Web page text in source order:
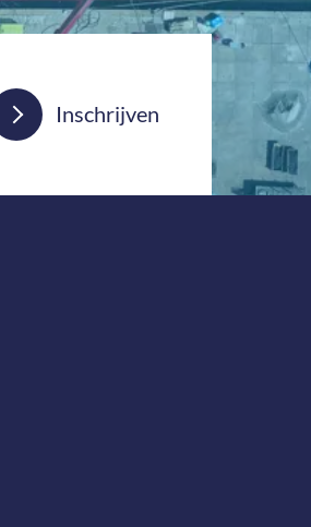
Inschrijven